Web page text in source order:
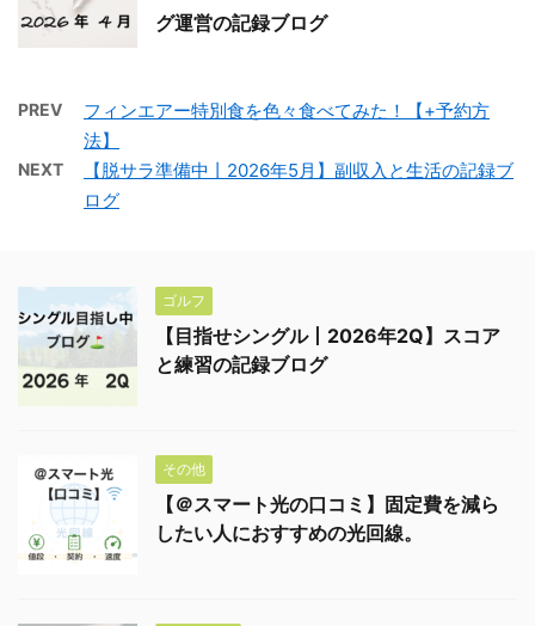
グ運営の記録ブログ
PREV
フィンエアー特別食を色々食べてみた！【+予約方
法】
NEXT
【脱サラ準備中丨2026年5月】副収入と生活の記録ブ
ログ
ゴルフ
【目指せシングル丨2026年2Q】スコア
と練習の記録ブログ
その他
【＠スマート光の口コミ】固定費を減ら
したい人におすすめの光回線。